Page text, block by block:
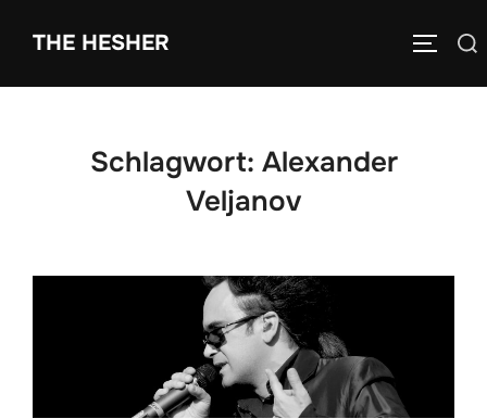
THE HESHER
Schlagwort: Alexander
Veljanov